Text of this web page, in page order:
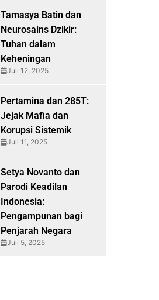
Tamasya Batin dan
Neurosains Dzikir:
Tuhan dalam
Keheningan
Juli 12, 2025
Pertamina dan 285T:
Jejak Mafia dan
Korupsi Sistemik
Juli 11, 2025
Setya Novanto dan
Parodi Keadilan
Indonesia:
Pengampunan bagi
Penjarah Negara
Juli 5, 2025